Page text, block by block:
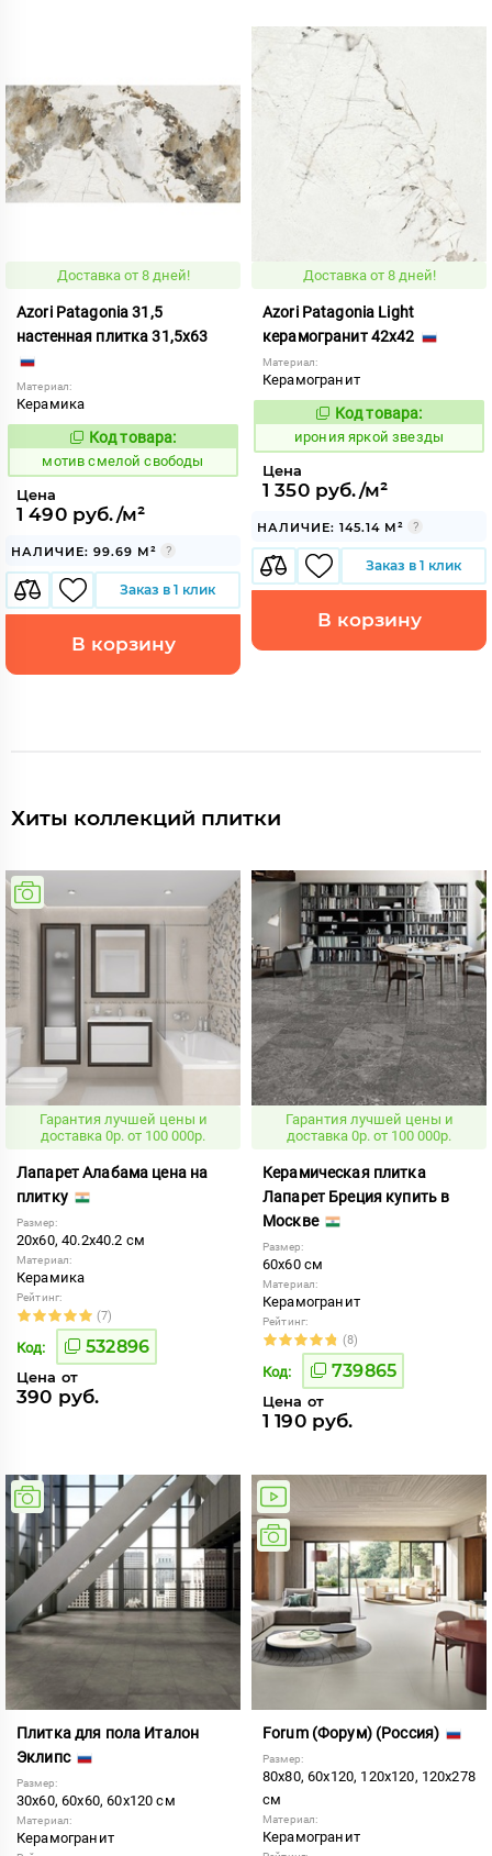
Доставка от 8 дней!
Azori Patagonia 31,5
настенная плитка 31,5x63
Материал:
Керамика
1042835
Код товара:
мотив смелой свободы
Цена
1 490 руб./м²
НАЛИЧИЕ: 99.69 М²
Заказ в 1 клик
В корзину
Доставка от 8 дней!
Azori Patagonia Light
керамогранит 42x42
Материал:
Керамогранит
1100779
Код товара:
ирония яркой звезды
Цена
1 350 руб./м²
НАЛИЧИЕ: 145.14 М²
Заказ в 1 клик
В корзину
Хиты коллекций плитки
Гарантия лучшей цены и
доставка 0р. от 100 000р.
Лапарет Алабама цена на
плитку
Размер:
20x60, 40.2x40.2 см
Материал:
Керамика
Рейтинг:
(7)
Код: 532896
Цена от
390 руб.
Гарантия лучшей цены и
доставка 0р. от 100 000р.
Керамическая плитка
Лапарет Бреция купить в
Москве
Размер:
60x60 см
Материал:
Керамогранит
Рейтинг:
(8)
Код: 739865
Цена от
1 190 руб.
Плитка для пола Италон
Эклипс
Размер:
30x60, 60x60, 60x120 см
Материал:
Керамогранит
Forum (Форум) (Россия)
Размер:
80x80, 60x120, 120x120, 120x278
см
Материал:
Керамогранит